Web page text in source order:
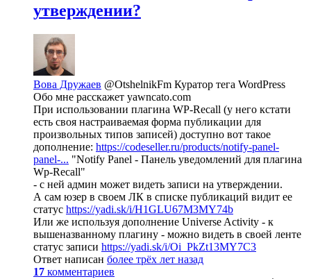
утверждении?
Вова Дружаев @OtshelnikFm Куратор тега WordPress
Обо мне расскажет yawncato.com
При использовании плагина WP-Recall (у него кстати
есть своя настраиваемая форма публикации для
произвольных типов записей) доступно вот такое
дополнение: https://codeseller.ru/products/notify-panel-
panel-... "Notify Panel - Панель уведомлений для плагина
Wp-Recall"
- с ней админ может видеть записи на утверждении.
А сам юзер в своем ЛК в списке публикаций видит ее
статус https://yadi.sk/i/H1GLU67M3MY74b
Или же используя дополнение Universe Activity - к
вышеназванному плагину - можно видеть в своей ленте
статус записи https://yadi.sk/i/Oi_PkZt13MY7C3
Ответ написан более трёх лет назад
17 комментариев